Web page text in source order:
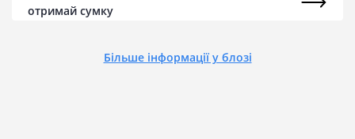
отримай сумку
Більше інформації у блозі